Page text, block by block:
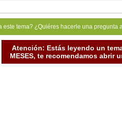
este tema? ¿Quiéres hacerle una
Atención: Estás leyendo un
MESES, te recomendamos abrir